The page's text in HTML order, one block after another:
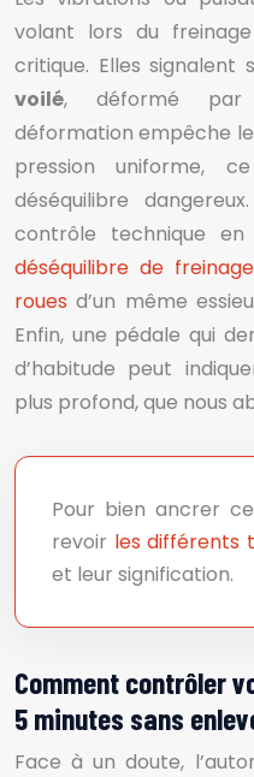
volant lors du
critique. Elles signalent
voilé, déformé par
déformation empêche
pression uniforme,
déséquilibre
contrôle technique
déséquilibre de
roues d’un même
Enfin, une pédale qui
d’habitude peut
plus profond, que nous
Pour bien ancrer
revoir les différents
et leur signification.
Comment contrôler
5 minutes sans
Face à un doute,